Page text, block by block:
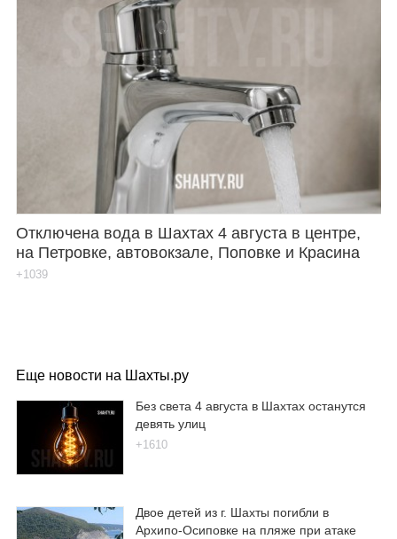
Отключена вода в Шахтах 4 августа в центре,
на Петровке, автовокзале, Поповке и Красина
+1039
Еще новости на Шахты.ру
Без света 4 августа в Шахтах останутся
девять улиц
+1610
Двое детей из г. Шахты погибли в
Архипо-Осиповке на пляже при атаке